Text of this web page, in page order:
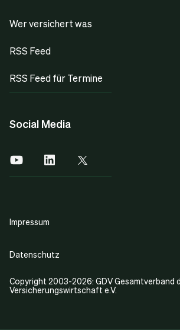
Wer versichert was
RSS Feed
RSS Feed für Termine
Social Media
Copyright 2003-2026: GDV Gesamtverband
Versicherungswirtschaft e.V.
Impressum
Datenschutz